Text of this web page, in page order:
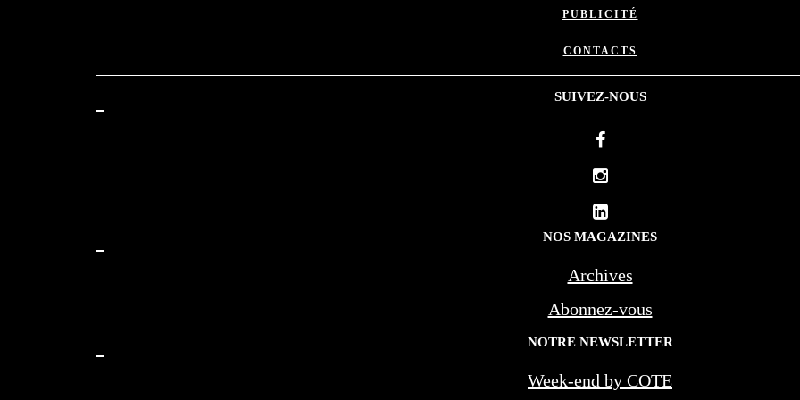
PUBLICITÉ
CONTACTS
SUIVEZ-NOUS
NOS MAGAZINES
Archives
Abonnez-vous
NOTRE NEWSLETTER
Week-end by COTE